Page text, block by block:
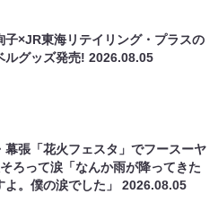
子×JR東海リテイリング・プラスの
ルグッズ発売!2026.08.05
幕張「花火フェスタ」でフースーヤ
ろって涙「なんか雨が降ってきた
よ。僕の涙でした」2026.08.05